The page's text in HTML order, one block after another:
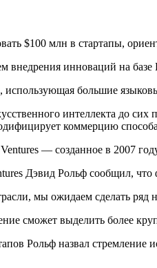
$100 млн в стартапы,
инноваций на базе
большие
интеллекта до
коммерцию
— созданное в 2007
Дэвид Рольф сообщил,
мы ожидаем сделать
сможет выделить более
Рольф назвал стремление